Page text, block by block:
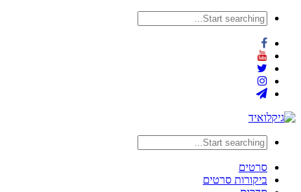
סרטים
ביקורות סרטים